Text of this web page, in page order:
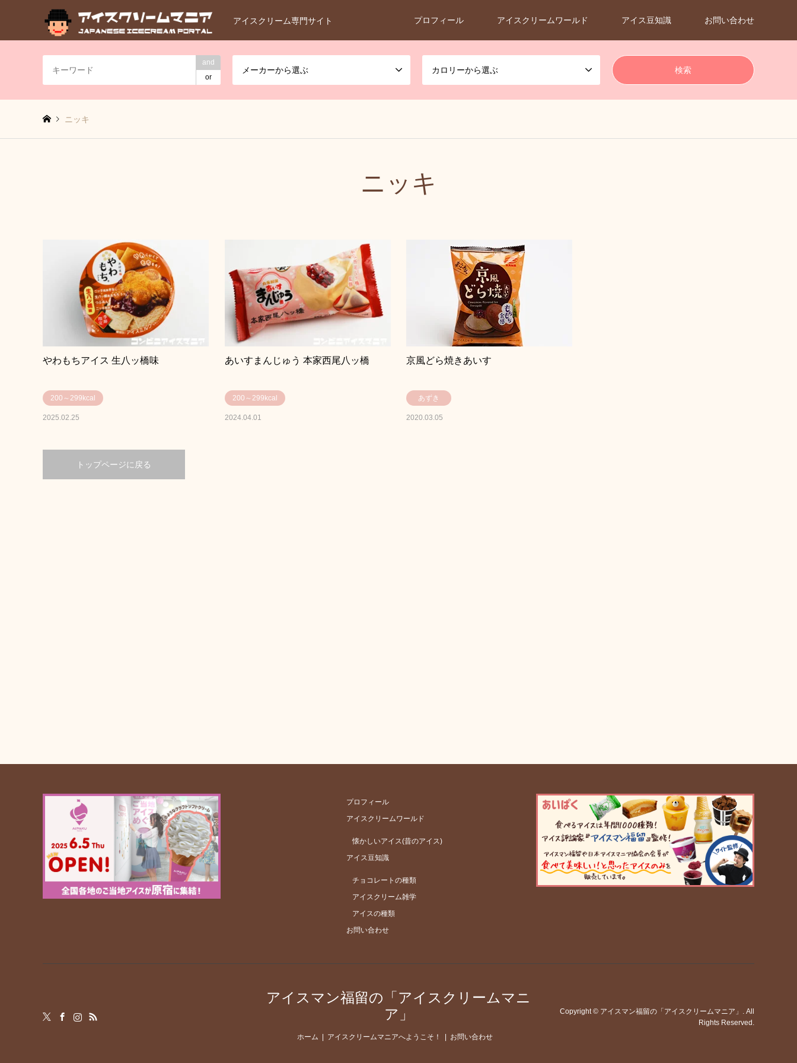
アイスクリーム専門サイト プロフィール アイスクリームワールド アイス豆知識 お問い合わせ
and
or
メーカーから選ぶ カロリーから選ぶ
ニッキ
ニッキ
やわもちアイス 生八ッ橋味
200～299kcal
2025.02.25
あいすまんじゅう 本家西尾八ッ橋
200～299kcal
2024.04.01
京風どら焼きあいす
あずき
2020.03.05
トップページに戻る
プロフィール
アイスクリームワールド
懐かしいアイス(昔のアイス)
アイス豆知識
チョコレートの種類
アイスクリーム雑学
アイスの種類
お問い合わせ
アイスマン福留の「アイスクリームマニ
ア」
ホーム アイスクリームマニアへようこそ！ お問い合わせ
Copyright© アイスマン福留の「アイスクリームマニア」 . All
Rights Reserved.